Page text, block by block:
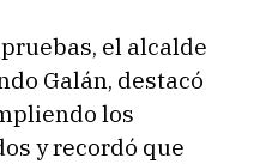
el alcalde
Galán, destacó
los
y recordó que